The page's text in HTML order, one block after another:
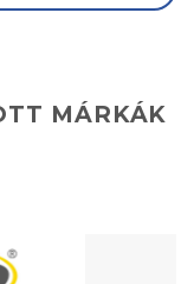
MÁRKÁK